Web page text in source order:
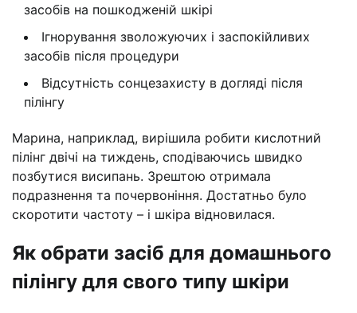
засобів на пошкодженій шкірі
Ігнорування зволожуючих і заспокійливих
засобів після процедури
Відсутність сонцезахисту в догляді після
пілінгу
Марина, наприклад, вирішила робити кислотний
пілінг двічі на тиждень, сподіваючись швидко
позбутися висипань. Зрештою отримала
подразнення та почервоніння. Достатньо було
скоротити частоту – і шкіра відновилася.
Як обрати засіб для домашнього
пілінгу для свого типу шкіри